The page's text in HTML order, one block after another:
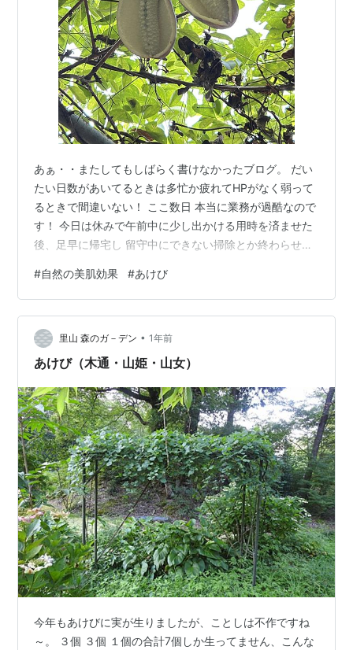
あぁ・・またしてもしばらく書けなかったブログ。 だい
たい日数があいてるときは多忙か疲れてHPがなく弱って
るときで間違いない！ ここ数日 本当に業務が過酷なので
す！ 今日は休みで午前中に少し出かける用時を済ませた
後、足早に帰宅し 留守中にできない掃除とか終わらせて
体が動きませーん(;´･ω･) 一旦 横になったら体に根っこ
がはえたかのように微動だにしない私🤣 疲れた・・とし
か発してないあたり相当やばいよね？ 今日やる事リスト
を完全無視し夜まで体の充電をしたのち元気に復活！！
今に至ります・・で！今日はこの間の続き・・この間の
#自然の美肌効果 #あけび
里山 森のガ－デン • 1年前
あけび（木通・山姫・山女）
今年もあけびに実が生りましたが、ことしは不作ですね
～。 ３個 ３個 １個の合計7個しか生ってません、こんな